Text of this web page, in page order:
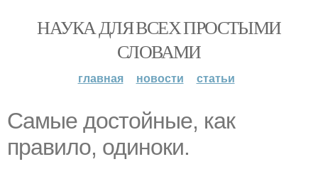
НАУКА ДЛЯ ВСЕХ ПРОСТЫМИ
СЛОВАМИ
главная новости статьи
Самые достойные, как
правило, одиноки.